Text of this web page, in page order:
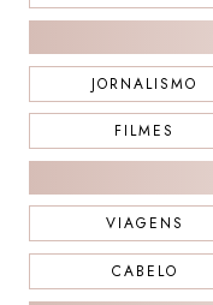
JORNALISMO
FILMES
VIAGENS
CABELO